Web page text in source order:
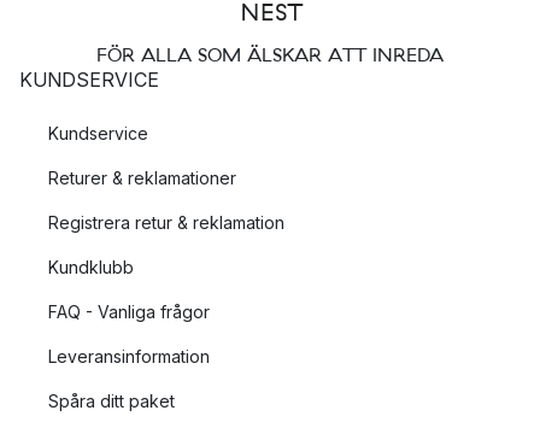
FÖR ALLA SOM ÄLSKAR ATT INREDA
KUNDSERVICE
Kundservice
Returer & reklamationer
Registrera retur & reklamation
Kundklubb
FAQ - Vanliga frågor
Leveransinformation
Spåra ditt paket